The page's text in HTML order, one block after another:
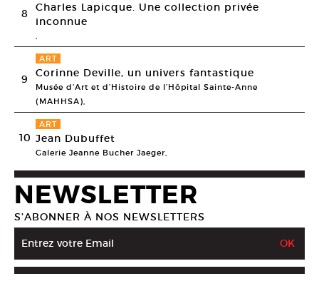
8
Charles Lapicque. Une collection privée
inconnue
,
9
ART
Corinne Deville, un univers fantastique
Musée d’Art et d’Histoire de l’Hôpital Sainte-Anne
(MAHHSA),
10
ART
Jean Dubuffet
Galerie Jeanne Bucher Jaeger,
NEWSLETTER
S’ABONNER À NOS NEWSLETTERS